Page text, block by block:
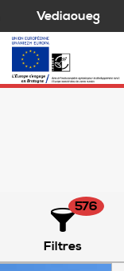
Vediaoueg
Filtres
576